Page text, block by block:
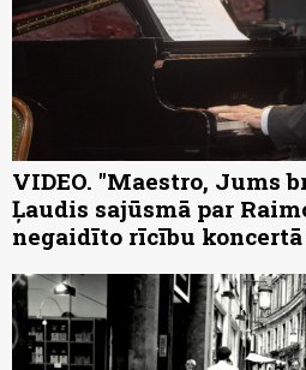
VIDEO. "Maestro, Jums
Ļaudis sajūsmā par
negaidīto rīcību koncertā